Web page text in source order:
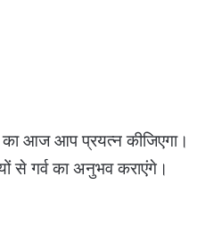
आज आप प्रयत्न कीजिएगा।
से गर्व का अनुभव कराएंगे।